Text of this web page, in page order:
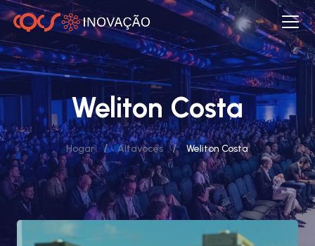
Weliton Costa
Hogar / Altavoces / Weliton Costa